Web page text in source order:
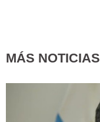
MÁS NOTICIAS